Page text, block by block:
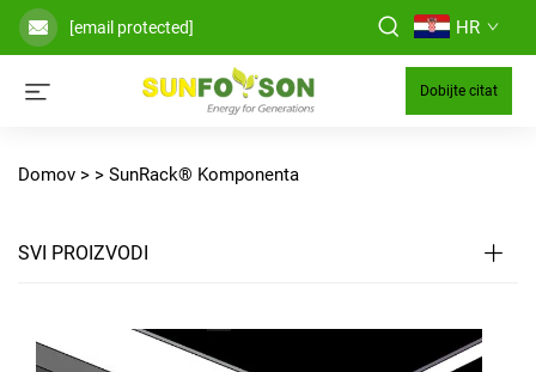
[email protected] HR
Dobijte citat
Domov > > SunRack® Komponenta
SVI PROIZVODI